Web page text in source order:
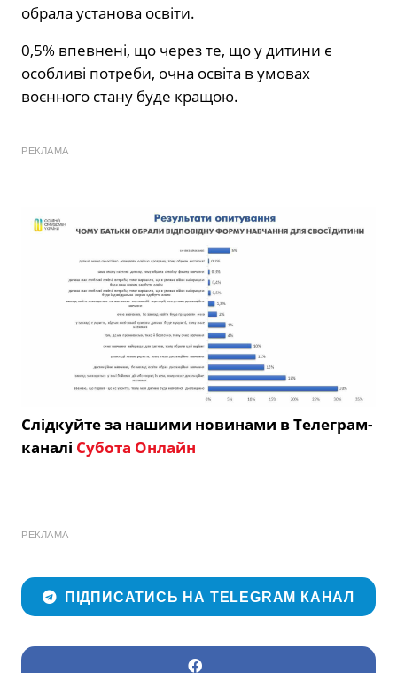
обрала установа освіти.
0,5% впевнені, що через те, що у дитини є
особливі потреби, очна освіта в умовах
воєнного стану буде кращою.
РЕКЛАМА
Слідкуйте за нашими новинами в Телеграм-
каналі Субота Онлайн
РЕКЛАМА
ПІДПИСАТИСЬ НА TELEGRAM КАНАЛ